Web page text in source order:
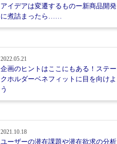
アイデアは変遷するものー新商品開発
に煮詰まったら……
2022.05.21
企画のヒントはここにもある！ステー
クホルダーベネフィットに目を向けよ
う
2021.10.18
ユーザーの潜在課題や潜在欲求の分析